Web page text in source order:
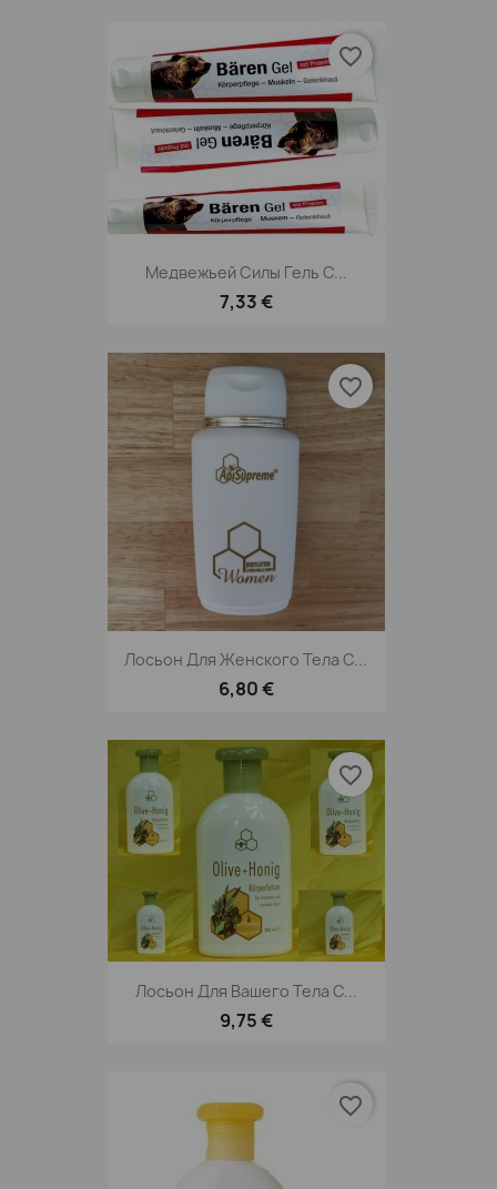
Медвежьей Силы Гель С...
7,33 €
favorite_border
Лосьон Для Женского Тела С...
6,80 €
favorite_border
Лосьон Для Вашего Тела С...
9,75 €
favorite_border
favorite_border